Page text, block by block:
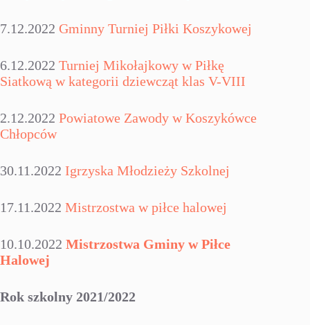
7.12.2022 Gminny Turniej Piłki Koszykowej
6.12.2022 Turniej Mikołajkowy w Piłkę
Siatkową w kategorii dziewcząt klas V-VIII
2.12.2022 Powiatowe Zawody w Koszykówce
Chłopców
30.11.2022 Igrzyska Młodzieży Szkolnej
17.11.2022 Mistrzostwa w piłce halowej
10.10.2022 Mistrzostwa Gminy w Piłce
Halowej
Rok szkolny 2021/2022